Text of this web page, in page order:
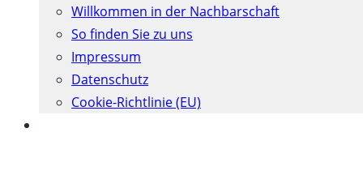
Willkommen in der Nachbarschaft
So finden Sie zu uns
Impressum
Datenschutz
Cookie-Richtlinie (EU)